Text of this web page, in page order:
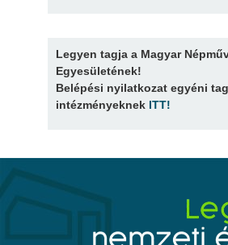
Legyen tagja a Magyar
Egyesületének!
Belépési nyilatkozat egyéni
intézményeknek ITT!